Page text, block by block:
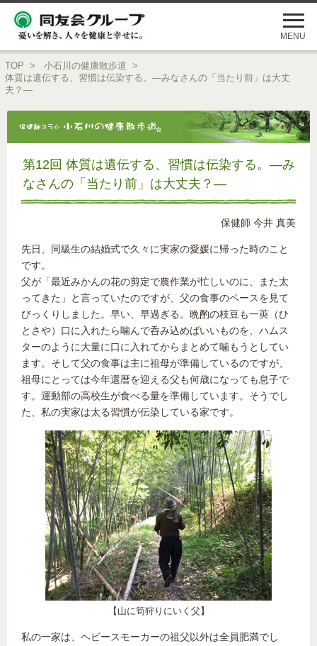
メ
ニ
ュ
ー
開
く
MENU
TOP > 小石川の健康散歩道 >
体質は遺伝する、習慣は伝染する。―みなさんの「当たり前」は大丈
夫？―
第12回 体質は遺伝する、習慣は伝染する。―み
なさんの「当たり前」は大丈夫？―
保健師 今井 真美
先日、同級生の結婚式で久々に実家の愛媛に帰った時のこと
です。
父が「最近みかんの花の剪定で農作業が忙しいのに、また太
ってきた」と言っていたのですが、父の食事のペースを見て
びっくりしました。早い、早過ぎる。晩酌の枝豆も一莢（ひ
とさや）口に入れたら噛んで呑み込めばいいものを、ハムス
ターのように大量に口に入れてからまとめて噛もうとしてい
ます。そして父の食事は主に祖母が準備しているのですが、
祖母にとっては今年還暦を迎える父も何歳になっても息子で
す。運動部の高校生が食べる量を準備しています。そうでし
た、私の実家は太る習慣が伝染している家です。
【山に筍狩りにいく父】
私の一家は、ヘビースモーカーの祖父以外は全員肥満でし